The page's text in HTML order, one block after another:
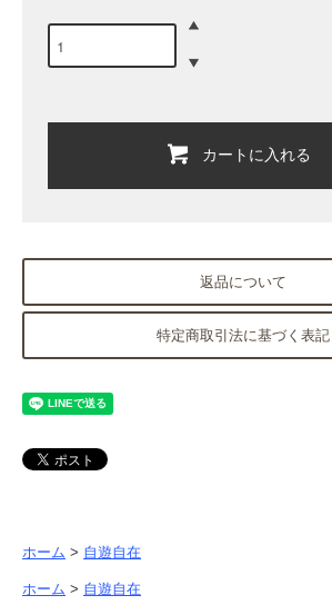
カートに入れる
返品について
特定商取引法に基づく表記
ホーム > 自遊自在
ホーム > 自遊自在